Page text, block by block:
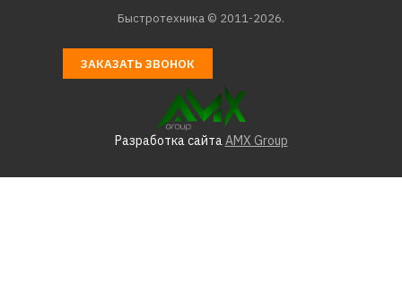
ДОБАВИТЬ К СРАВНЕНИЮ
ДОБАВИТЬ В ПОЖЕЛАНИЯ
РЕСАНТА
Быстротехника © 2011-2026.
ЗАКАЗАТЬ ЗВОНОК
Разработка сайтаAMX Group